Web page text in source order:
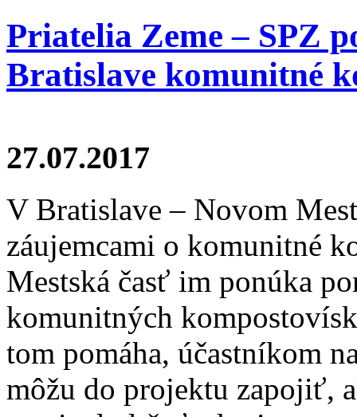
Priatelia Zeme – SPZ
Bratislave komunitné
27.07.2017
V Bratislave – Novom
záujemcami o komunitné
Mestská časť im ponúka
komunitných
tom pomáha, účastníkom
môžu do projektu zapojiť,